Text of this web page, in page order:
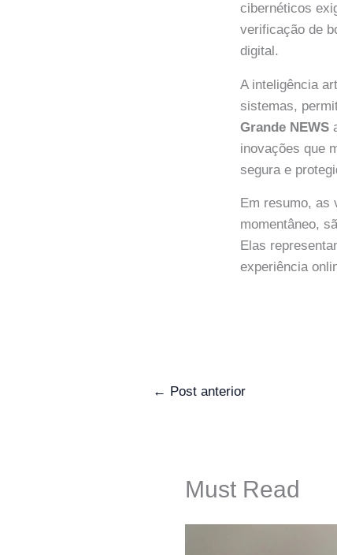
cibernéticos
verificação de
digital.
A inteligência
sistemas,
Grande NEWS
inovações que
segura e
Em resumo, as
momentâneo,
Elas
experiência
← Post anterior
Must Read